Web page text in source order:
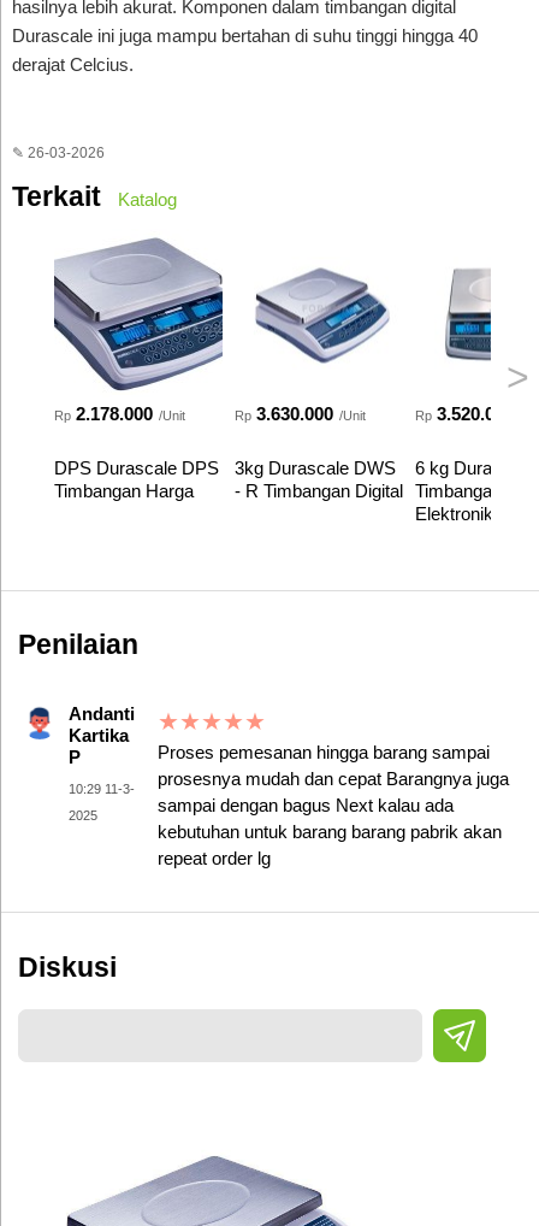
hasilnya lebih akurat. Komponen dalam timbangan digital
Durascale ini juga mampu bertahan di suhu tinggi hingga 40
derajat Celcius.
✎ 26-03-2026
Terkait Katalog
>
Rp 2.178.000 /Unit
DPS Durascale DPS
Timbangan Harga
Rp 3.630.000 /Unit
3kg Durascale DWS
- R Timbangan Digital
Rp 3.520.000
6 kg Durascale
Timbangan
Elektronik
Penilaian
Andanti
Kartika
P
10:29 11-3-
2025
★★★★★
Proses pemesanan hingga barang sampai
prosesnya mudah dan cepat Barangnya juga
sampai dengan bagus Next kalau ada
kebutuhan untuk barang barang pabrik akan
repeat order lg
Diskusi